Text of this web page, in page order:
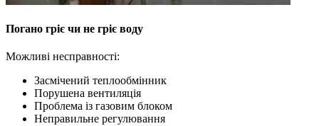
Погано гріє чи не гріє воду
Можливі несправності:
Засмічений теплообмінник
Порушена вентиляція
Проблема із газовим блоком
Неправильне регулювання